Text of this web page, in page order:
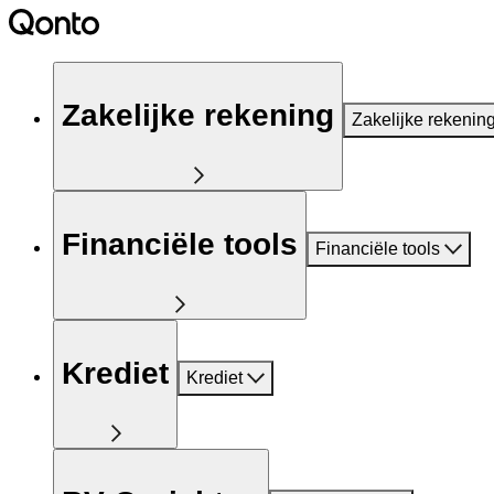
Zakelijke rekening Zakelijke
Financiële tools Financiële tools
Krediet Krediet